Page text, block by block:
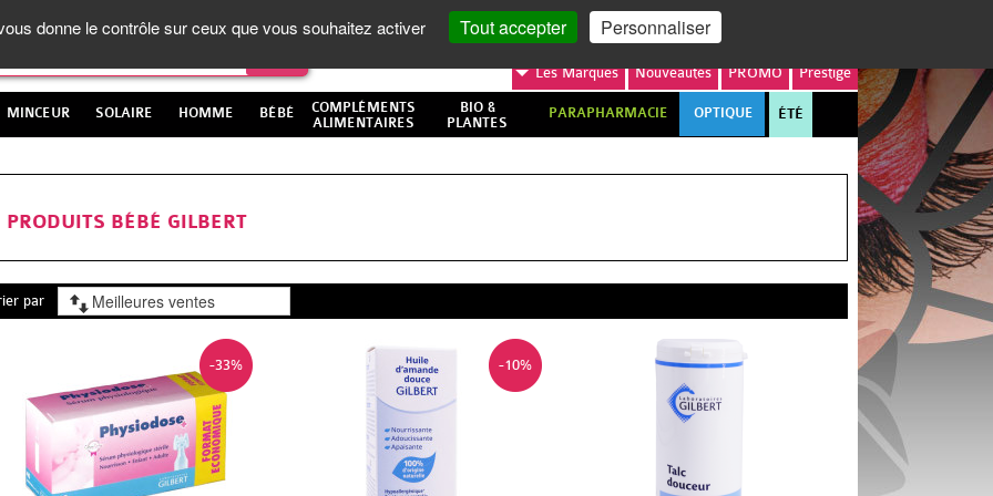
MON COMPTE
LesMarques Nouveautés PROMO Prestige
MINCEUR SOLAIRE HOMME BÉBÉ
COMPLÉMENTS
ALIMENTAIRES
BIO &
PLANTES
PARAPHARMACIE OPTIQUE ÉTÉ
PRODUITS BÉBÉ GILBERT
par
-33% -10%
donne le contrôle sur ceux que vous souhaitez activer Tout accepter Personnaliser